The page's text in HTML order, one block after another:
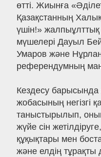
өтті. Жиынға
Қазақстанның
үшін!»
мүшелері Дауыл
Умаров және
референдумның
Кездесу барысында
жобасының негізгі
таныстырылып,
жүйе сін
құқықтары мен
және елдің